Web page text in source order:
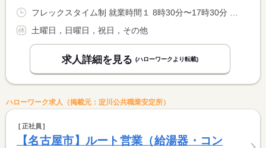
土曜日，日曜日，祝日，その他
求人詳細を見る (ハローワークより転載)
ハローワーク求人（掲載元：淀川公共職業安定所）
正社員
【名古屋市】ルート営業（給湯器・コン